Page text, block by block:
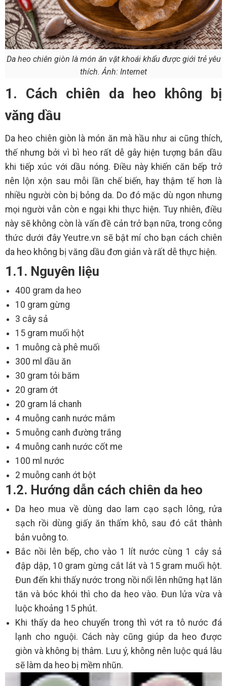
Da heo chiên giòn là món ăn vặt khoái khẩu được giới trẻ yêu
thích. Ảnh: Internet
1. Cách chiên da heo không bị
văng dầu
Da heo chiên giòn là món ăn mà hầu như ai cũng thích,
thế nhưng bởi vì bì heo rất dễ gây hiện tượng bắn dầu
khi tiếp xúc với dầu nóng. Điều này khiến căn bếp trở
nên lộn xộn sau mỗi lần chế biến, hay thậm tế hơn là
nhiều người còn bị bỏng da. Do đó mặc dù ngon nhưng
mọi người vẫn còn e ngại khi thực hiện. Tuy nhiên, điều
này sẽ không còn là vấn đề cản trở bạn nữa, trong công
thức dưới đây Yeutre.vn sẽ bật mí cho bạn cách chiên
da heo không bị văng dầu đơn giản và rất dễ thực hiện.
1.1. Nguyên liệu
400 gram da heo
10 gram gừng
3 cây sả
15 gram muối hột
1 muỗng cà phê muối
300 ml dầu ăn
30 gram tỏi băm
20 gram ớt
20 gram lá chanh
4 muỗng canh nước mắm
5 muỗng canh đường trắng
4 muỗng canh nước cốt me
100 ml nước
2 muỗng canh ớt bột
1.2. Hướng dẫn cách chiên da heo
Da heo mua về dùng dao lam cạo sạch lông, rửa
sạch rồi dùng giấy ăn thấm khô, sau đó cắt thành
bản vuông to.
Bắc nồi lên bếp, cho vào 1 lít nước cùng 1 cây sả
đập dập, 10 gram gừng cắt lát và 15 gram muối hột.
Đun đến khi thấy nước trong nồi nổi lên những hạt lăn
tăn và bóc khói thì cho da heo vào. Đun lửa vừa và
luộc khoảng 15 phút.
Khi thấy da heo chuyển trong thì vớt ra tô nước đá
lạnh cho nguội. Cách này cũng giúp da heo được
giòn và không bị thâm. Lưu ý, không nên luộc quá lâu
sẽ làm da heo bị mềm nhũn.